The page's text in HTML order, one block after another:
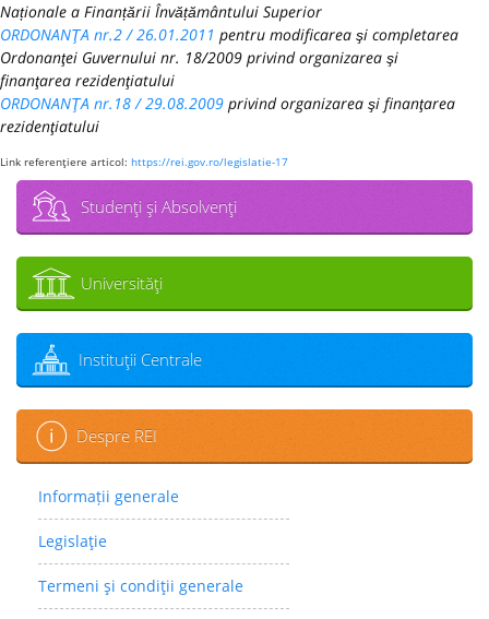
Naționale a Finanțării Învățământului Superior
ORDONANŢA nr.2 / 26.01.2011 pentru modificarea şi completarea
Ordonanţei Guvernului nr. 18/2009 privind organizarea şi
finanţarea rezidenţiatului
ORDONANŢA nr.18 / 29.08.2009 privind organizarea şi finanţarea
rezidenţiatului
Link referenţiere articol: https://rei.gov.ro/legislatie-17
Studenţi şi Absolvenţi
Universităţi
Instituţii Centrale
Despre REI
Informații generale
Legislaţie
Termeni şi condiţii generale